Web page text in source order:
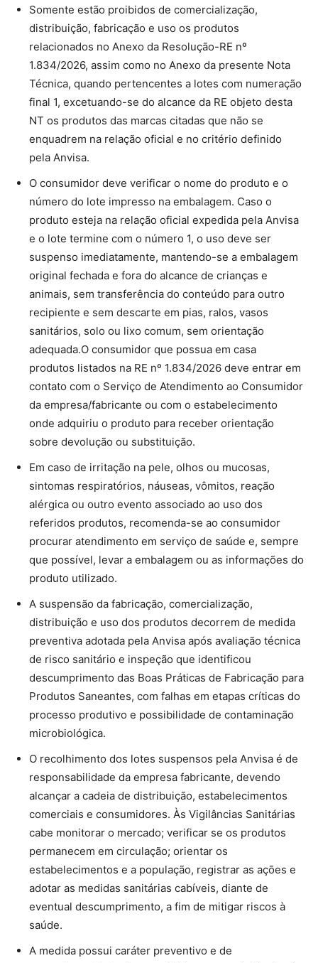
Somente estão proibidos de comercialização,
distribuição, fabricação e uso os produtos
relacionados no Anexo da Resolução-RE nº
1.834/2026, assim como no Anexo da presente Nota
Técnica, quando pertencentes a lotes com numeração
final 1, excetuando-se do alcance da RE objeto desta
NT os produtos das marcas citadas que não se
enquadrem na relação oficial e no critério definido
pela Anvisa.
O consumidor deve verificar o nome do produto e o
número do lote impresso na embalagem. Caso o
produto esteja na relação oficial expedida pela Anvisa
e o lote termine com o número 1, o uso deve ser
suspenso imediatamente, mantendo-se a embalagem
original fechada e fora do alcance de crianças e
animais, sem transferência do conteúdo para outro
recipiente e sem descarte em pias, ralos, vasos
sanitários, solo ou lixo comum, sem orientação
adequada.O consumidor que possua em casa
produtos listados na RE nº 1.834/2026 deve entrar em
contato com o Serviço de Atendimento ao Consumidor
da empresa/fabricante ou com o estabelecimento
onde adquiriu o produto para receber orientação
sobre devolução ou substituição.
Em caso de irritação na pele, olhos ou mucosas,
sintomas respiratórios, náuseas, vômitos, reação
alérgica ou outro evento associado ao uso dos
referidos produtos, recomenda-se ao consumidor
procurar atendimento em serviço de saúde e, sempre
que possível, levar a embalagem ou as informações do
produto utilizado.
A suspensão da fabricação, comercialização,
distribuição e uso dos produtos decorrem de medida
preventiva adotada pela Anvisa após avaliação técnica
de risco sanitário e inspeção que identificou
descumprimento das Boas Práticas de Fabricação para
Produtos Saneantes, com falhas em etapas críticas do
processo produtivo e possibilidade de contaminação
microbiológica.
O recolhimento dos lotes suspensos pela Anvisa é de
responsabilidade da empresa fabricante, devendo
alcançar a cadeia de distribuição, estabelecimentos
comerciais e consumidores. Às Vigilâncias Sanitárias
cabe monitorar o mercado; verificar se os produtos
permanecem em circulação; orientar os
estabelecimentos e a população, registrar as ações e
adotar as medidas sanitárias cabíveis, diante de
eventual descumprimento, a fim de mitigar riscos à
saúde.
A medida possui caráter preventivo e de